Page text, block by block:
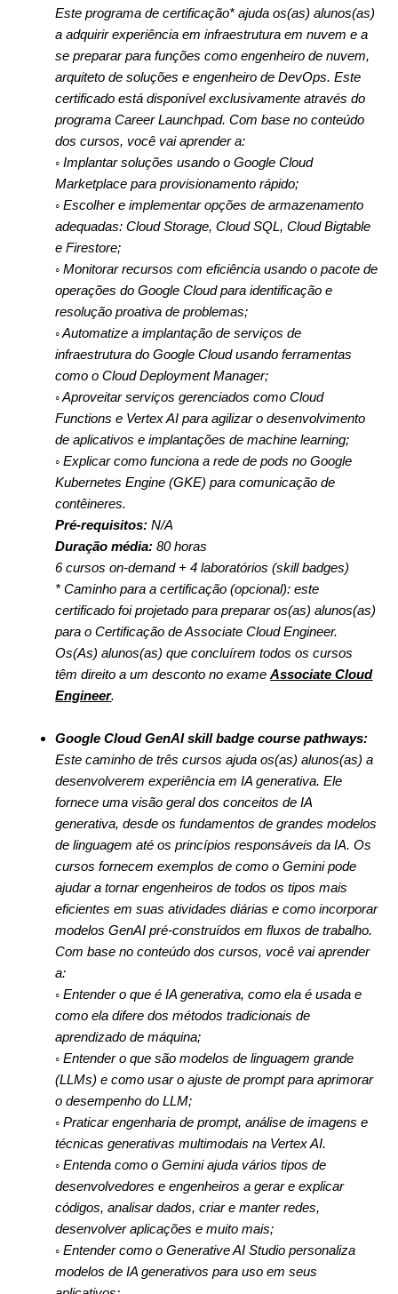
Este programa de certificação* ajuda os(as) alunos(as)
a adquirir experiência em infraestrutura em nuvem e a
se preparar para funções como engenheiro de nuvem,
arquiteto de soluções e engenheiro de DevOps. Este
certificado está disponível exclusivamente através do
programa Career Launchpad. Com base no conteúdo
dos cursos, você vai aprender a:
◦ Implantar soluções usando o Google Cloud
Marketplace para provisionamento rápido;
◦ Escolher e implementar opções de armazenamento
adequadas: Cloud Storage, Cloud SQL, Cloud Bigtable
e Firestore;
◦ Monitorar recursos com eficiência usando o pacote de
operações do Google Cloud para identificação e
resolução proativa de problemas;
◦ Automatize a implantação de serviços de
infraestrutura do Google Cloud usando ferramentas
como o Cloud Deployment Manager;
◦ Aproveitar serviços gerenciados como Cloud
Functions e Vertex AI para agilizar o desenvolvimento
de aplicativos e implantações de machine learning;
◦ Explicar como funciona a rede de pods no Google
Kubernetes Engine (GKE) para comunicação de
contêineres.
Pré-requisitos: N/A
Duração média: 80 horas
6 cursos on-demand + 4 laboratórios (skill badges)
* Caminho para a certificação (opcional): este
certificado foi projetado para preparar os(as) alunos(as)
para o Certificação de Associate Cloud Engineer.
Os(As) alunos(as) que concluírem todos os cursos
têm direito a um desconto no exameAssociate Cloud
Engineer.
Google Cloud GenAI skill badge course pathways:
Este caminho de três cursos ajuda os(as) alunos(as) a
desenvolverem experiência em IA generativa. Ele
fornece uma visão geral dos conceitos de IA
generativa, desde os fundamentos de grandes modelos
de linguagem até os princípios responsáveis da IA. Os
cursos fornecem exemplos de como o Gemini pode
ajudar a tornar engenheiros de todos os tipos mais
eficientes em suas atividades diárias e como incorporar
modelos GenAI pré-construídos em fluxos de trabalho.
Com base no conteúdo dos cursos, você vai aprender
a:
◦ Entender o que é IA generativa, como ela é usada e
como ela difere dos métodos tradicionais de
aprendizado de máquina;
◦ Entender o que são modelos de linguagem grande
(LLMs) e como usar o ajuste de prompt para aprimorar
o desempenho do LLM;
◦ Praticar engenharia de prompt, análise de imagens e
técnicas generativas multimodais na Vertex AI.
◦ Entenda como o Gemini ajuda vários tipos de
desenvolvedores e engenheiros a gerar e explicar
códigos, analisar dados, criar e manter redes,
desenvolver aplicações e muito mais;
◦ Entender como o Generative AI Studio personaliza
modelos de IA generativos para uso em seus